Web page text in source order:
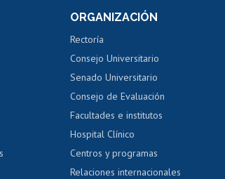
notas
alumnos
exalumnos
Perfeccionamiento
Evaluación docente
Calificación académica
Postulación al AUCAI
ORGANIZACIÓN
Rectoría
Consejo Universitario
Senado Universitario
Consejo de Evaluación
Facultades e institutos
Hospital Clínico
Centros y programas
Relaciones internacionales